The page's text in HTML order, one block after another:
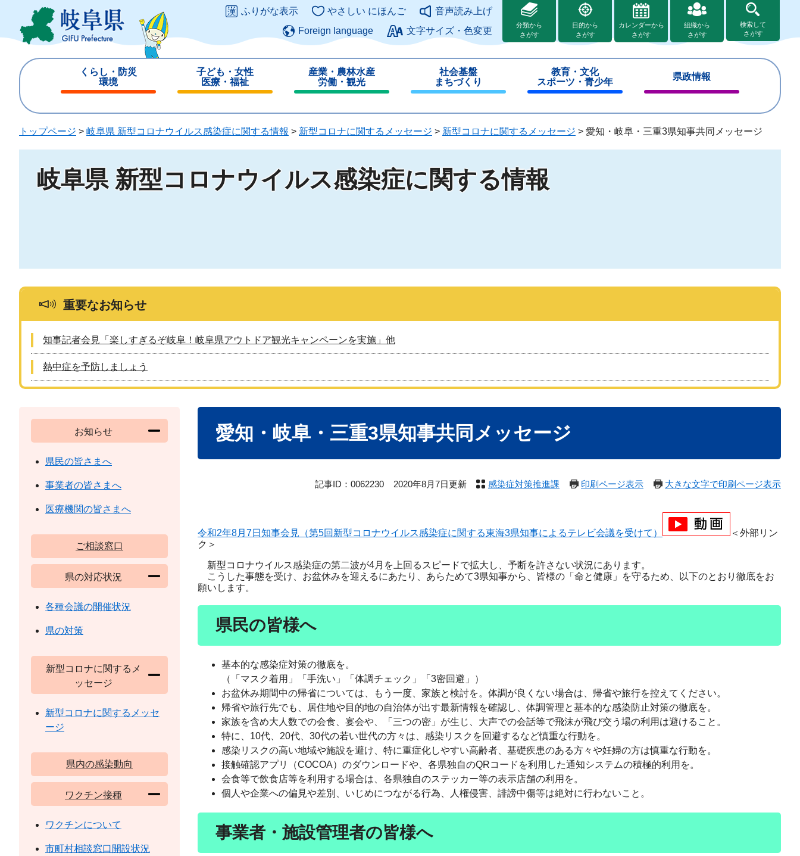
ジ
ュ
このページの本文へ
ふりがな表示 やさしい にほんご
音声読み上げ
Foreign language
文字サイズ・色変更
分類から
さがす
目的から
さがす
カレンダーから
さがす
組織から
さがす
検索して
さがす
くらし・防災
環境
じ
子ども・女性
医療・福祉
じ
る
産業・農林水産
労働・観光
じ
る
社会基盤
まちづくり
じ
教育・文化
スポーツ・青少年
じ
県政情報
じ
る
トップページ > 岐阜県 新型コロナウイルス感染症に関する情報 > 新型コロナに関するメッセージ > 新型コロナに関するメッセージ > 愛知・岐阜・三重3県知事共同メッセージ
岐阜県 新型コロナウイルス感染症に関する情報
重要なお知らせ
知事記者会見「楽しすぎるぞ岐阜！岐阜県アウトドア観光キャンペーンを実施」他
熱中症を予防しましょう
愛知・岐阜・三重3県知事共同メッセージ
記事ID：0062230 2020年8月7日更新 感染症対策推進課 印刷ページ表示 大きな文字で印刷ページ表示
令和2年8月7日知事会見（第5回新型コロナウイルス感染症に関する東海3県知事によるテレビ会議を受けて）
＜外部リン
ク＞
新型コロナウイルス感染症の第二波が4月を上回るスピードで拡大し、予断を許さない状況にあります。
こうした事態を受け、お盆休みを迎えるにあたり、あらためて3県知事から、皆様の「命と健康」を守るため、以下のとおり徹底をお
願いします。
県民の皆様へ
基本的な感染症対策の徹底を。
（「マスク着用」「手洗い」「体調チェック」「3密回避」）
お盆休み期間中の帰省については、もう一度、家族と検討を。体調が良くない場合は、帰省や旅行を控えてください。
帰省や旅行先でも、居住地や目的地の自治体が出す最新情報を確認し、体調管理と基本的な感染防止対策の徹底を。
家族を含め大人数での会食、宴会や、「三つの密」が生じ、大声での会話等で飛沫が飛び交う場の利用は避けること。
特に、10代、20代、30代の若い世代の方々は、感染リスクを回避するなど慎重な行動を。
感染リスクの高い地域や施設を避け、特に重症化しやすい高齢者、基礎疾患のある方々や妊婦の方は慎重な行動を。
接触確認アプリ（COCOA）のダウンロードや、各県独自のQRコードを利用した通知システムの積極的利用を。
会食等で飲食店等を利用する場合は、各県独自のステッカー等の表示店舗の利用を。
個人や企業への偏見や差別、いじめにつながる行為、人権侵害、誹謗中傷等は絶対に行わないこと。
事業者・施設管理者の皆様へ
お知らせ
県民の皆さまへ
事業者の皆さまへ
医療機関の皆さまへ
ご相談窓口
県の対応状況
各種会議の開催状況
県の対策
新型コロナに関するメ
ッセージ
新型コロナに関するメッセ
ージ
県内の感染動向
ワクチン接種
ワクチンについて
市町村相談窓口開設状況